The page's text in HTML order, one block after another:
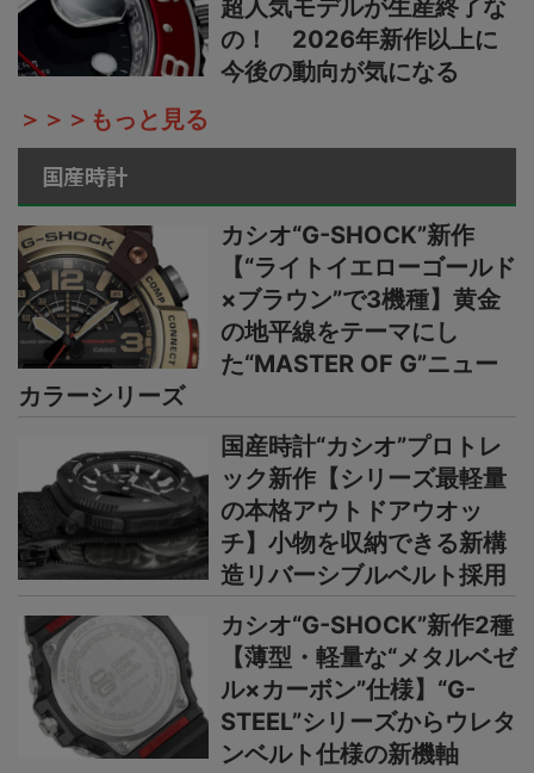
超人気モデルが生産終了な
の！ 2026年新作以上に
今後の動向が気になる
＞＞＞もっと見る
国産時計
カシオ“G-SHOCK”新作
【“ライトイエローゴールド
×ブラウン”で3機種】黄金
の地平線をテーマにし
た“MASTER OF G”ニュー
カラーシリーズ
国産時計“カシオ”プロトレ
ック新作【シリーズ最軽量
の本格アウトドアウオッ
チ】小物を収納できる新構
造リバーシブルベルト採用
カシオ“G-SHOCK”新作2種
【薄型・軽量な“メタルベゼ
ル×カーボン”仕様】“G-
STEEL”シリーズからウレタ
ンベルト仕様の新機軸